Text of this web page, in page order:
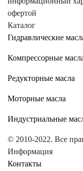
офертой
Каталог
Гидравлические
Компрессорные
Редукторные масла
Моторные масла
Индустриальные
© 2010-2022. Все
Информация
Контакты